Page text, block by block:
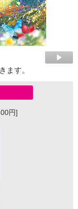
ます。
円]